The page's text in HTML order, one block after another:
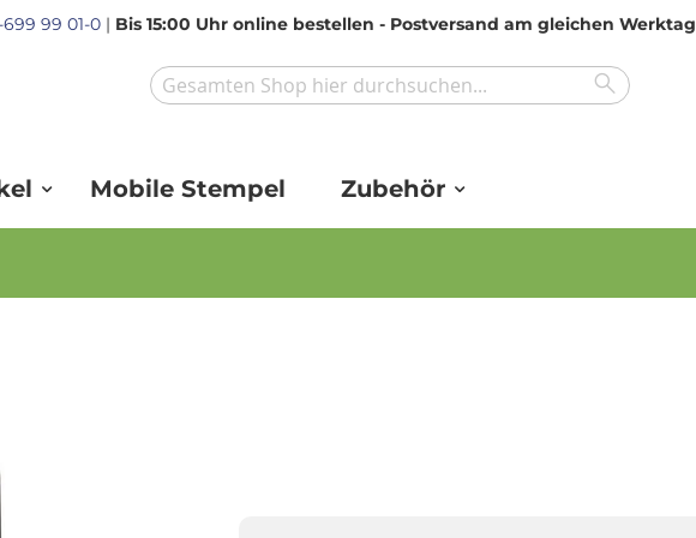
699 99 01-0 | Bis 15:00 Uhr online bestellen - Postversand am gleichen Werktag
Search
Mobile Stempel Zubehör